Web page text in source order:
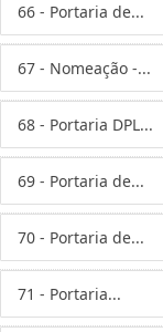
66 - Portaria de...
67 - Nomeação -...
68 - Portaria DPL...
69 - Portaria de...
70 - Portaria de...
71 - Portaria...